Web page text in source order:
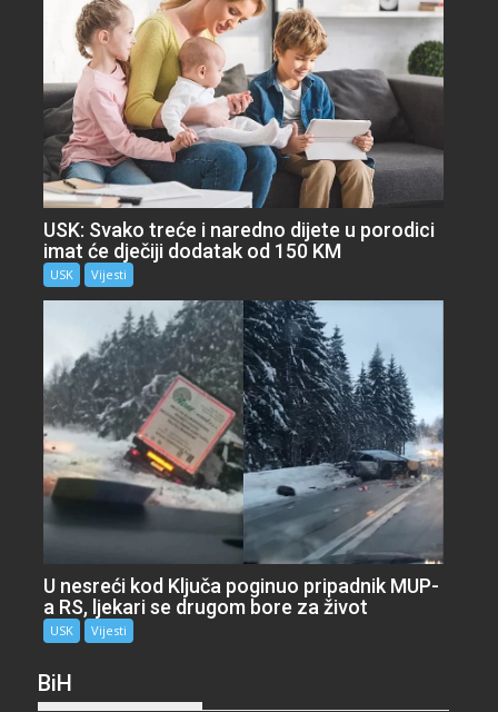
USK: Svako treće i naredno dijete u porodici
imat će dječiji dodatak od 150 KM
USK Vijesti
U nesreći kod Ključa poginuo pripadnik MUP-
a RS, ljekari se drugom bore za život
USK Vijesti
BiH